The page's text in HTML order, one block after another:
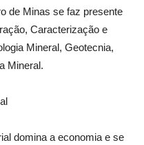
de Minas se faz presente
Caracterização e
Mineral, Geotecnia,
Mineral.
domina a economia e se